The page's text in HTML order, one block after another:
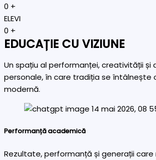
0 +
ELEVI
0 +
EDUCAȚIE CU VIZIUNE
Un spațiu al performanței, creativității și
personale, în care tradiția se întâlnește
modernă.
Performanță academică
Rezultate, performanță și generații